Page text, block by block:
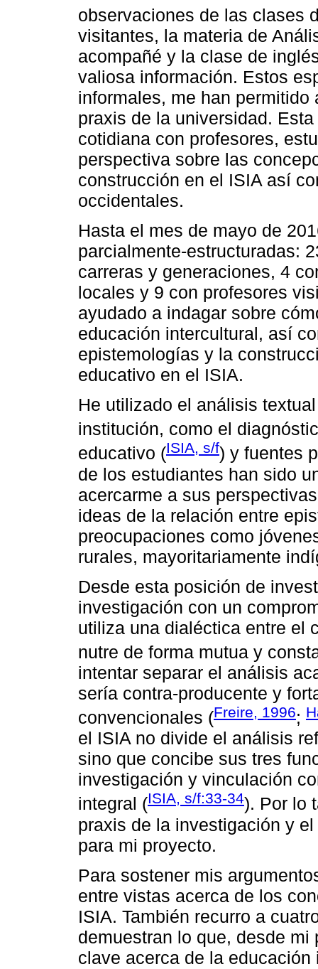
observaciones de las clases
visitantes, la materia de
acompañé y la clase de
valiosa información. Estos
informales, me han
praxis de la universidad.
cotidiana con profesores,
perspectiva sobre las
construcción en el ISIA así
occidentales.
Hasta el mes de mayo de
parcialmente-estructuradas:
carreras y generaciones, 4
locales y 9 con profesores
ayudado a indagar sobre
educación intercultural, así
epistemologías y la
educativo en el ISIA.
He utilizado el análisis
institución, como el
educativo (ISIA, s/f) y fuentes
de los estudiantes han sido
acercarme a sus
ideas de la relación entre
preocupaciones como
rurales, mayoritariamente
Desde esta posición de
investigación con un
utiliza una dialéctica entre el
nutre de forma mutua y
intentar separar el análisis
sería contra-producente y
convencionales (Freire, 1996;
el ISIA no divide el análisis
sino que concibe sus tres
investigación y vinculación
integral (ISIA, s/f:33-34). Por lo
praxis de la investigación y
para mi proyecto.
Para sostener mis
entre vistas acerca de los
ISIA. También recurro a
demuestran lo que, desde
clave acerca de la